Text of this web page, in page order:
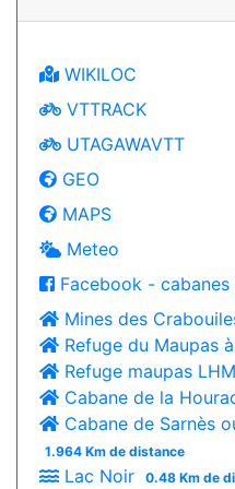
WIKILOC
VTTRACK
UTAGAWAVTT
GEO
MAPS
Meteo
Facebook - cabanes
Mines des
Refuge du Maupas à
Refuge maupas
Cabane de la
Cabane de Sarnès
1.964 Km de distance
Lac Noir 0.48 Km de